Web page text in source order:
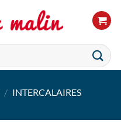
/ INTERCALAIRES